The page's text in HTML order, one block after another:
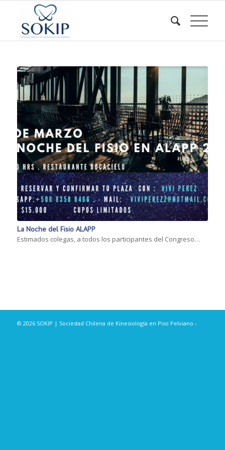
La Noche del Fisio ALAPP
Estimados colegas, a todos los participantes del Congreso…
© 2026 SOKIP | Sociedad Chilena de Kinesiología en Piso Pelviano -